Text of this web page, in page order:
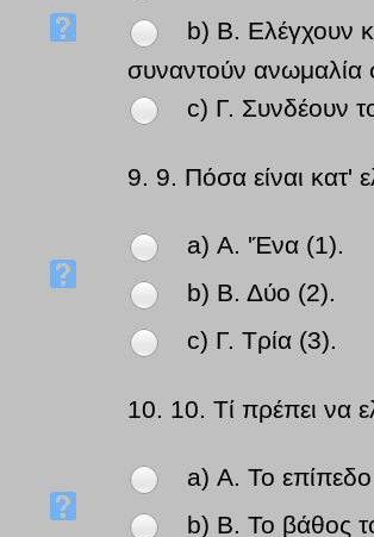
b) Β. Ελέγχουν
συναντούν ανωμαλία
c) Γ. Συνδέουν
9. 9. Πόσα είναι κατ'
a) Α. 'Ένα (1).
b) Β. Δύο (2).
c) Γ. Τρία (3).
10. 10. Τί πρέπει να
a) Α. Το
b) Β. Το βάθος